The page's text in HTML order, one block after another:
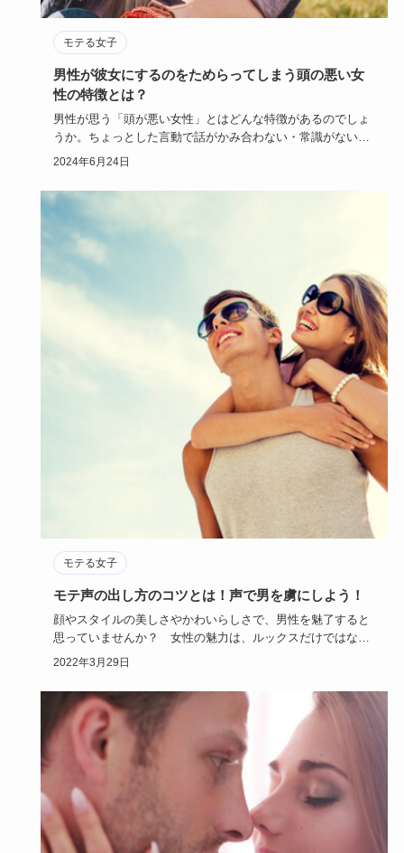
モテる女子
男性が彼女にするのをためらってしまう頭の悪い女
性の特徴とは？
男性が思う「頭が悪い女性」とはどんな特徴があるのでしょ
うか。ちょっとした言動で話がかみ合わない・常識がないな
というマイナス…
2024年6月24日
モテる女子
モテ声の出し方のコツとは！声で男を虜にしよう！
顔やスタイルの美しさやかわいらしさで、男性を魅了すると
思っていませんか？ 女性の魅力は、ルックスだけではない
んです。素敵な…
2022年3月29日